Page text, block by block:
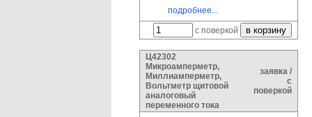
подробнее...
с поверкой
Ц42302
Микроамперметр,
Миллиамперметр,
Вольтметр щитовой
аналоговый
переменного тока
заявка /
с
поверкой